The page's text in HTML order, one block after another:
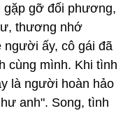
gặp gỡ đối phương,
thương nhớ
người ấy, cô gái đã
cùng mình. Khi tình
là người hoàn hảo
anh". Song, tình